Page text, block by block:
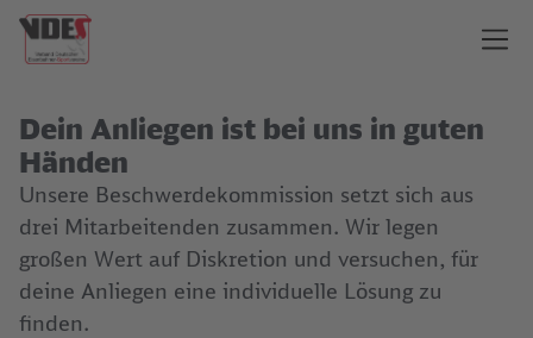
Dein Anliegen ist bei uns in guten
Händen
Unsere Beschwerdekommission setzt sich aus
drei Mitarbeitenden zusammen. Wir legen
großen Wert auf Diskretion und versuchen, für
deine Anliegen eine individuelle Lösung zu
finden.